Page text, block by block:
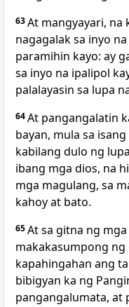
63At mangyayari, na
nagagalak sa inyo
paramihin kayo: ay
sa inyo na ipalipol
palalayasin sa lupa
64At pangangalatin
bayan, mula sa
kabilang dulo ng
ibang mga dios, na
mga magulang, sa
kahoy at bato.
65Atsa gitna ng
makakasumpong
kapahingahan ang
bibigyan ka ng
pangangalumata, at